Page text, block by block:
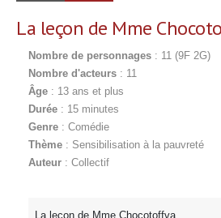
La leçon de Mme
Nombre de personnages : 11 (9F 2G)
Nombre d'acteurs : 11
Âge : 13 ans et plus
Durée : 15 minutes
Genre : Comédie
Thème : Sensibilisation à la pauvreté
Auteur : Collectif
La lecon de Mme Chocotoffva